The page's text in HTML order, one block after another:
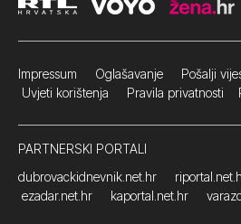
Impressum Oglašavanje Pošalji
Uvjeti korištenja Pravila privatnosti
PARTNERSKI PORTALI
dubrovackidnevnik.net.hr
ezadar.net.hr
kaportal.net.hr